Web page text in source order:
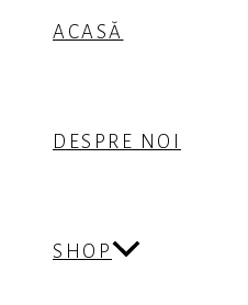
ACASĂ
DESPRE NOI
SHOP